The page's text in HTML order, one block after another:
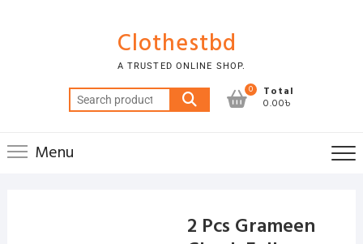
Clothestbd
A TRUSTED ONLINE SHOP.
Search
for:
0 Total
0.00৳
Menu
2 Pcs Grameen